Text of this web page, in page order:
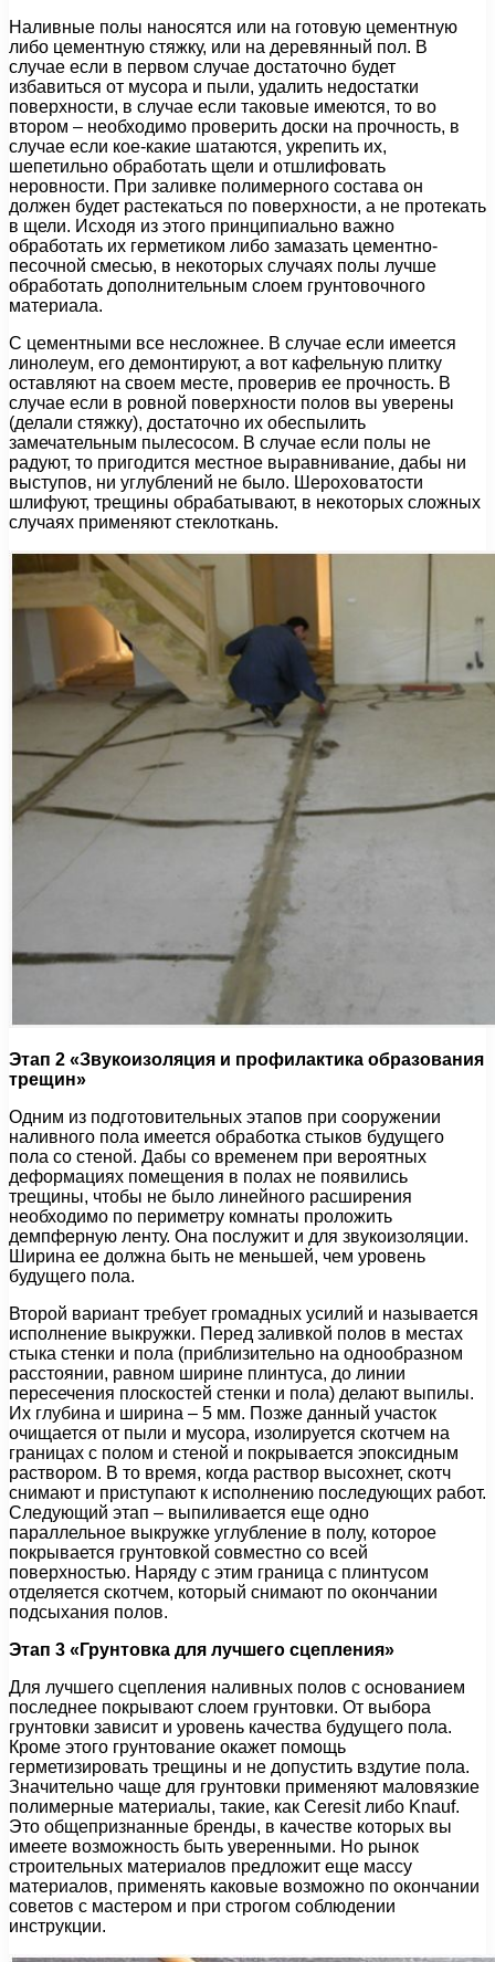
Наливные полы наносятся или на готовую цементную
либо цементную стяжку, или на деревянный пол. В
случае если в первом случае достаточно будет
избавиться от мусора и пыли, удалить недостатки
поверхности, в случае если таковые имеются, то во
втором – необходимо проверить доски на прочность, в
случае если кое-какие шатаются, укрепить их,
шепетильно обработать щели и отшлифовать
неровности. При заливке полимерного состава он
должен будет растекаться по поверхности, а не протекать
в щели. Исходя из этого принципиально важно
обработать их герметиком либо замазать цементно-
песочной смесью, в некоторых случаях полы лучше
обработать дополнительным слоем грунтовочного
материала.
С цементными все несложнее. В случае если имеется
линолеум, его демонтируют, а вот кафельную плитку
оставляют на своем месте, проверив ее прочность. В
случае если в ровной поверхности полов вы уверены
(делали стяжку), достаточно их обеспылить
замечательным пылесосом. В случае если полы не
радуют, то пригодится местное выравнивание, дабы ни
выступов, ни углублений не было. Шероховатости
шлифуют, трещины обрабатывают, в некоторых сложных
случаях применяют стеклоткань.
Этап 2 «Звукоизоляция и профилактика образования
трещин»
Одним из подготовительных этапов при сооружении
наливного пола имеется обработка стыков будущего
пола со стеной. Дабы со временем при вероятных
деформациях помещения в полах не появились
трещины, чтобы не было линейного расширения
необходимо по периметру комнаты проложить
демпферную ленту. Она послужит и для звукоизоляции.
Ширина ее должна быть не меньшей, чем уровень
будущего пола.
Второй вариант требует громадных усилий и называется
исполнение выкружки. Перед заливкой полов в местах
стыка стенки и пола (приблизительно на однообразном
расстоянии, равном ширине плинтуса, до линии
пересечения плоскостей стенки и пола) делают выпилы.
Их глубина и ширина – 5 мм. Позже данный участок
очищается от пыли и мусора, изолируется скотчем на
границах с полом и стеной и покрывается эпоксидным
раствором. В то время, когда раствор высохнет, скотч
снимают и приступают к исполнению последующих работ.
Следующий этап – выпиливается еще одно
параллельное выкружке углубление в полу, которое
покрывается грунтовкой совместно со всей
поверхностью. Наряду с этим граница с плинтусом
отделяется скотчем, который снимают по окончании
подсыхания полов.
Этап 3 «Грунтовка для лучшего сцепления»
Для лучшего сцепления наливных полов с основанием
последнее покрывают слоем грунтовки. От выбора
грунтовки зависит и уровень качества будущего пола.
Кроме этого грунтование окажет помощь
герметизировать трещины и не допустить вздутие пола.
Значительно чаще для грунтовки применяют маловязкие
полимерные материалы, такие, как Ceresit либо Knauf.
Это общепризнанные бренды, в качестве которых вы
имеете возможность быть уверенными. Но рынок
строительных материалов предложит еще массу
материалов, применять каковые возможно по окончании
советов с мастером и при строгом соблюдении
инструкции.